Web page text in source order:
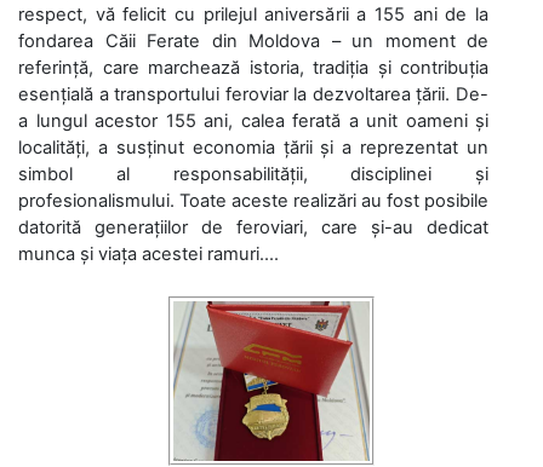
respect, vă felicit cu prilejul aniversării a 155 ani de la
fondarea Căii Ferate din Moldova – un moment de
referință, care marchează istoria, tradiția și contribuția
esențială a transportului feroviar la dezvoltarea țării. De-
a lungul acestor 155 ani, calea ferată a unit oameni și
localități, a susținut economia țării și a reprezentat un
simbol al responsabilității, disciplinei și
profesionalismului. Toate aceste realizări au fost posibile
datorită generațiilor de feroviari, care și-au dedicat
munca și viața acestei ramuri....